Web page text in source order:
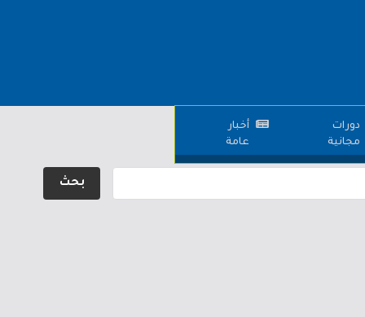
دورات
مجانية
أخبار
عامة
بحث